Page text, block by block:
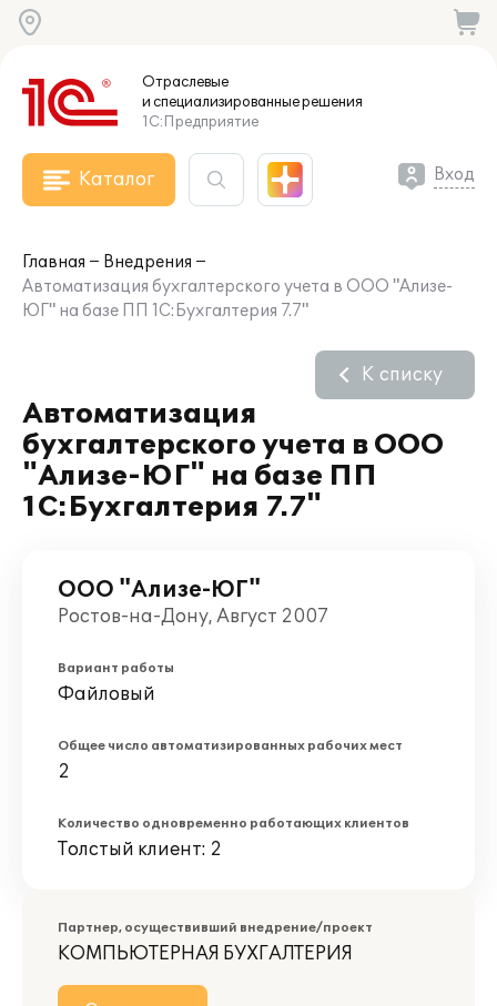
Отраслевые
и специализированныерешения
1С:Предприятие
Каталог Вход
Главная
Внедрения
Автоматизация бухгалтерского учета в ООО "Ализе-
ЮГ" на базе ПП 1С:Бухгалтерия 7.7"
Автоматизация
бухгалтерского учета в ООО
"Ализе-ЮГ" на базе ПП
1С:Бухгалтерия 7.7"
К списку
ООО "Ализе-ЮГ"
Ростов-на-Дону, Август 2007
Вариант работы
Файловый
Общее число автоматизированных рабочих мест
2
Количество одновременно работающих клиентов
Толстый клиент: 2
Партнер, осуществивший внедрение/проект
КОМПЬЮТЕРНАЯ БУХГАЛТЕРИЯ